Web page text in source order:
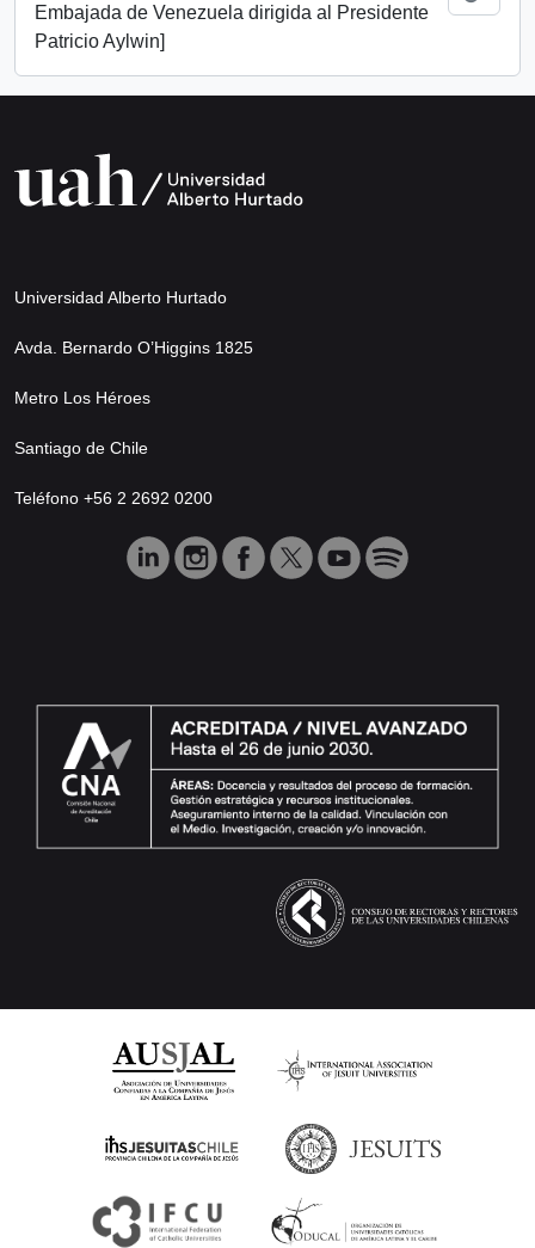
Embajada de Venezuela dirigida al Presidente
Patricio Aylwin]
Universidad Alberto Hurtado
Avda. Bernardo O’Higgins 1825
Metro Los Héroes
Santiago de Chile
Teléfono +56 2 2692 0200